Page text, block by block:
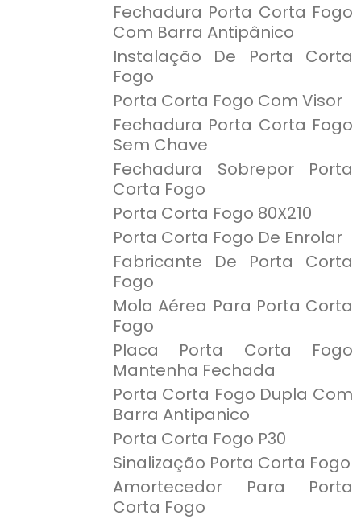
Fechadura Porta Corta Fogo
Com Barra Antipânico
Instalação De Porta Corta
Fogo
Porta Corta Fogo Com Visor
Fechadura Porta Corta Fogo
Sem Chave
Fechadura Sobrepor Porta
Corta Fogo
Porta Corta Fogo 80X210
Porta Corta Fogo De Enrolar
Fabricante De Porta Corta
Fogo
Mola Aérea Para Porta Corta
Fogo
Placa Porta Corta Fogo
Mantenha Fechada
Porta Corta Fogo Dupla Com
Barra Antipanico
Porta Corta Fogo P30
Sinalização Porta Corta Fogo
Amortecedor Para Porta
Corta Fogo